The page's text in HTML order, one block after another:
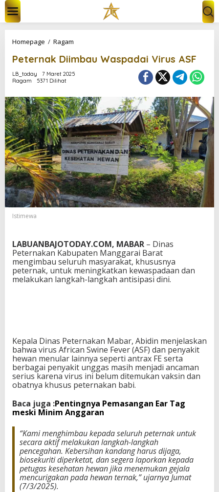
w
Homepage / Ragam
t
r
k
D
i
i
m
b
a
u
W
a
s
p
a
V
r
u
s
Peternak Diimbau Waspadai Virus ASF
LB_today
7 Maret 2025
Ragam
5371 Dilihat
Istimewa
LABUANBAJOTODAY.COM, MABAR – Dinas
Peternakan Kabupaten Manggarai Barat
mengimbau seluruh masyarakat, khususnya
peternak, untuk meningkatkan kewaspadaan dan
melakukan langkah-langkah antisipasi dini.
Kepala Dinas Peternakan Mabar, Abidin menjelaskan
bahwa virus African Swine Fever (ASF) dan penyakit
hewan menular lainnya seperti antrax FE serta
berbagai penyakit unggas masih menjadi ancaman
serius karena virus ini belum ditemukan vaksin dan
obatnya khusus peternakan babi.
Baca juga :Pentingnya Pemasangan Ear Tag
meski Minim Anggaran
“Kami menghimbau kepada seluruh peternak untuk
secara aktif melakukan langkah-langkah
pencegahan. Kebersihan kandang harus dijaga,
biosekuriti diperketat, dan segera laporkan kepada
petugas kesehatan hewan jika menemukan gejala
mencurigakan pada hewan ternak,” ujarnya Jumat
(7/3/2025).